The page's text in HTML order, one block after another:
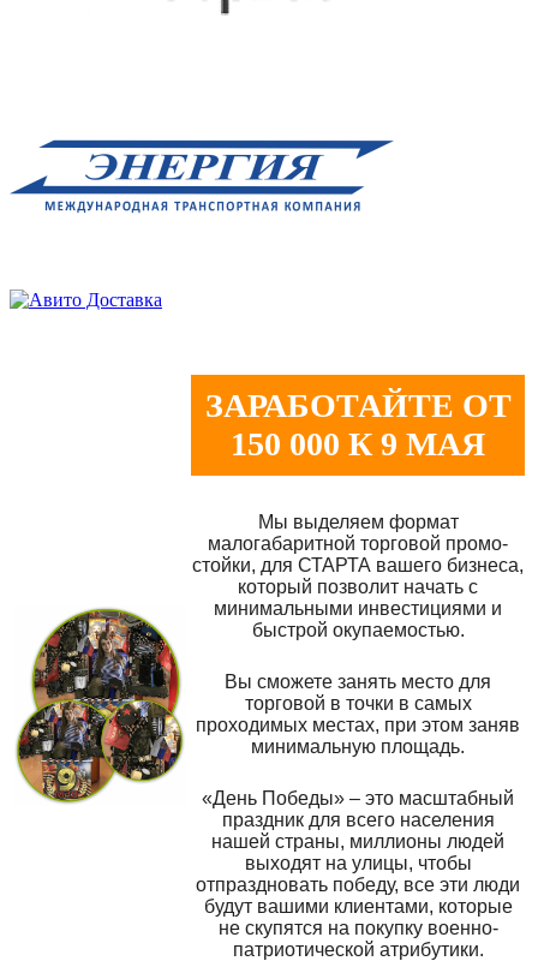
ЗАРАБОТАЙТЕ ОТ
150 000 К 9 МАЯ
Мы выделяем формат
малогабаритной торговой промо-
стойки, для СТАРТА вашего бизнеса,
который позволит начать с
минимальными инвестициями и
быстрой окупаемостью.
Вы сможете занять место для
торговой в точки в самых
проходимых местах, при этом заняв
минимальную площадь.
«День Победы» – это масштабный
праздник для всего населения
нашей страны, миллионы людей
выходят на улицы, чтобы
отпраздновать победу, все эти люди
будут вашими клиентами, которые
не скупятся на покупку военно-
патриотической атрибутики.